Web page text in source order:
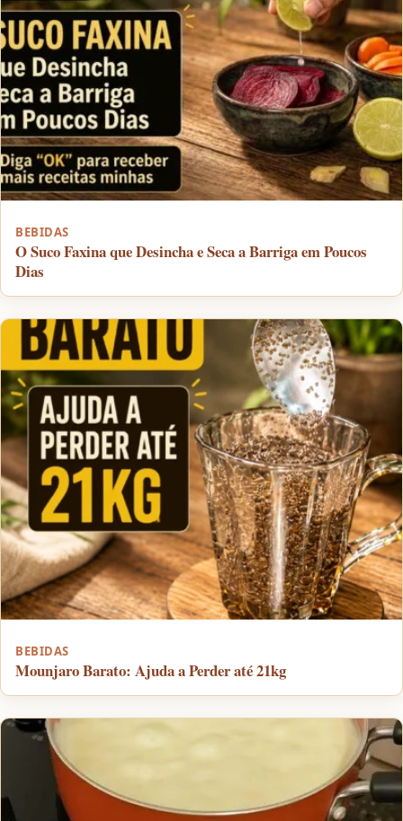
BEBIDAS
O Suco Faxina que Desincha e Seca a Barriga em Poucos
Dias
BEBIDAS
Mounjaro Barato: Ajuda a Perder até 21kg